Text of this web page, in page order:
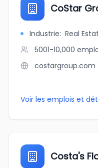
CoStar
Industrie: Real
5001-10,000
costargroup.com
Voir les emplois et
Costa's